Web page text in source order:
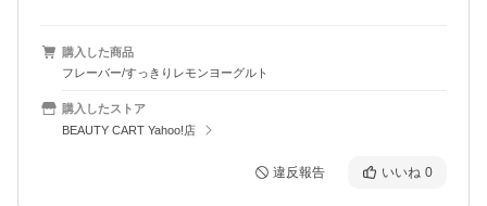
購入した商品
フレーバー/すっきりレモンヨーグルト
購入したストア
BEAUTY CART Yahoo!店
違反報告 いいね 0